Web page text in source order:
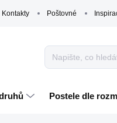
Kontakty Poštovné
Postele dle